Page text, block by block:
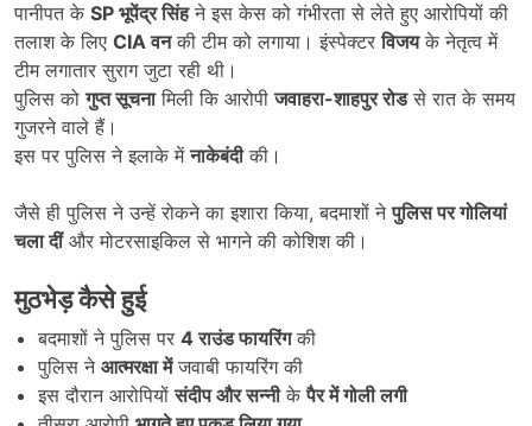
पानीपत के SP भूपेंद्र सिंहने इस केस को गंभीरता से लेते हुए आरोपियों की
तलाश के लिए CIAवनकी टीम को लगाया। इंस्पेक्टरविजयके नेतृत्व में
टीम लगातार सुराग जुटा रही थी।
पुलिस कोगुप्त सूचनामिली कि आरोपीजवाहरा-शाहपुर रोडसे रात के समय
गुजरने वाले हैं।
इस पर पुलिस ने इलाके मेंनाकेबंदीकी।
जैसे ही पुलिस ने उन्हें रोकने का इशारा किया, बदमाशों नेपुलिस पर गोलियां
चला दींऔर मोटरसाइकिल से भागने की कोशिश की।
मुठभेड़ कैसे हुई
बदमाशों ने पुलिस पर 4राउंड फायरिंगकी
पुलिस ने आत्मरक्षा मेंजवाबी फायरिंग की
इस दौरान आरोपियोंसंदीप और सन्नीकेपैर में गोली लगी